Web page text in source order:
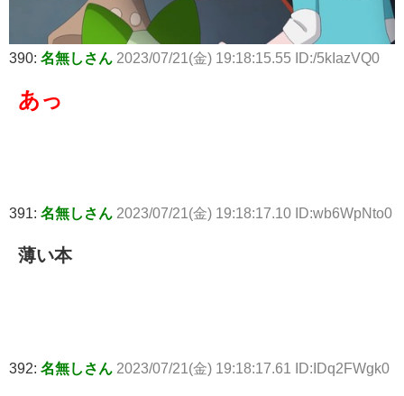
390: 名無しさん 2023/07/21(金) 19:18:15.55 ID:/5kIazVQ0
あっ
391: 名無しさん 2023/07/21(金) 19:18:17.10 ID:wb6WpNto0
薄い本
392: 名無しさん 2023/07/21(金) 19:18:17.61 ID:IDq2FWgk0